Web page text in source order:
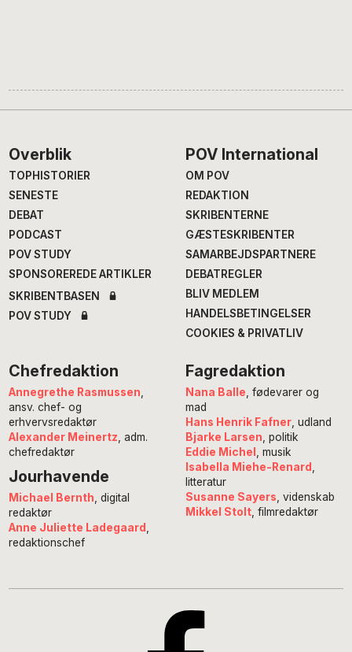
Footer
Overblik
TOPHISTORIER
SENESTE
DEBAT
PODCAST
POV STUDY
SPONSOREREDE ARTIKLER
SKRIBENTBASEN
POV STUDY
POV International
OM POV
REDAKTION
SKRIBENTERNE
GÆSTESKRIBENTER
SAMARBEJDSPARTNERE
DEBATREGLER
BLIV MEDLEM
HANDELSBETINGELSER
COOKIES & PRIVATLIV
Chefredaktion
Annegrethe Rasmussen,
ansv. chef- og
erhvervsredaktør
Alexander Meinertz, adm.
chefredaktør
Jourhavende
Michael Bernth , digital
redaktør
Anne Juliette Ladegaard
redaktionschef
Fagredaktion
Nana Balle, fødevarer og
mad
Hans Henrik Fafner, udland
Bjarke Larsen, politik
Eddie Michel , musik
Isabella Miehe-Renard ,
litteratur
Susanne Sayers, videnskab
Mikkel Stolt, filmredaktør